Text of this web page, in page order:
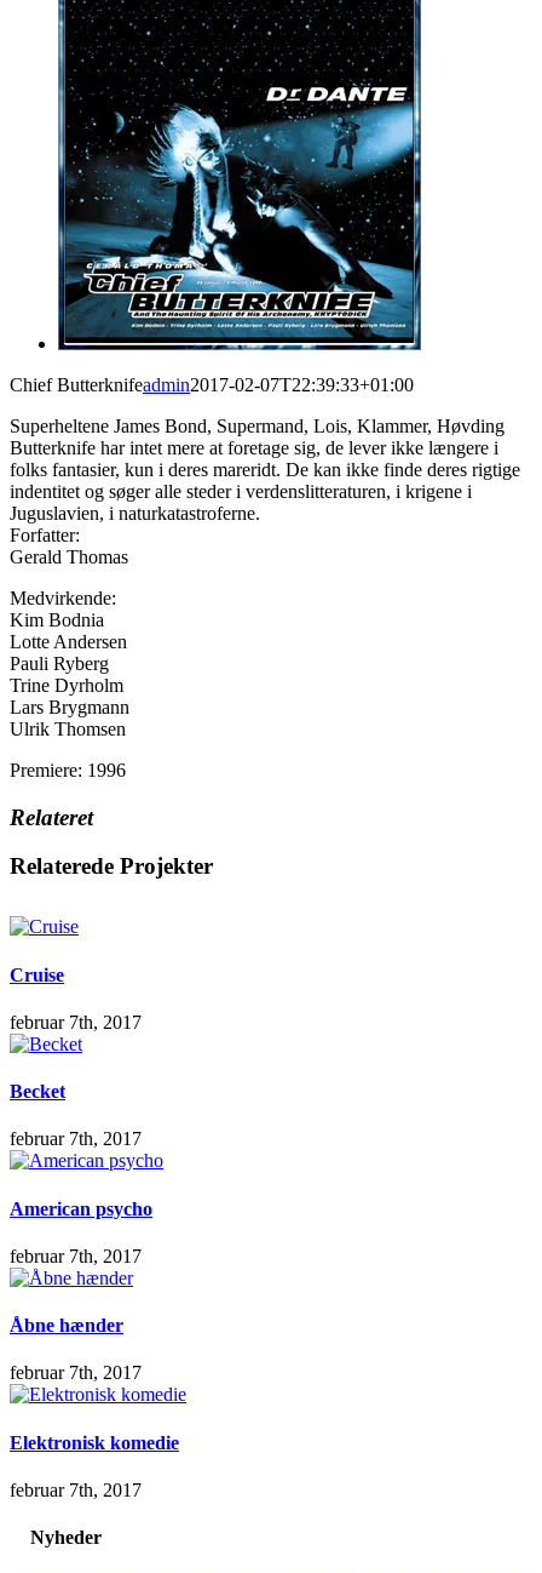
Chief Butterknifeadmin2017-02-07T22:39:33+01:00
Superheltene James Bond, Supermand, Lois, Klammer, Høvding
Butterknife har intet mere at foretage sig, de lever ikke længere i
folks fantasier, kun i deres mareridt. De kan ikke finde deres rigtige
indentitet og søger alle steder i verdenslitteraturen, i krigene i
Juguslavien, i naturkatastroferne.
Forfatter:
Gerald Thomas
Medvirkende:
Kim Bodnia
Lotte Andersen
Pauli Ryberg
Trine Dyrholm
Lars Brygmann
Ulrik Thomsen
Premiere: 1996
Relateret
Relaterede Projekter
Cruise
februar 7th, 2017
Becket
februar 7th, 2017
American psycho
februar 7th, 2017
Åbne hænder
februar 7th, 2017
Elektronisk komedie
februar 7th, 2017
Nyheder